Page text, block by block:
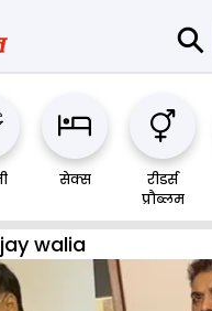
सेक्स
रीडर्स
प्रौब्लम
jay walia